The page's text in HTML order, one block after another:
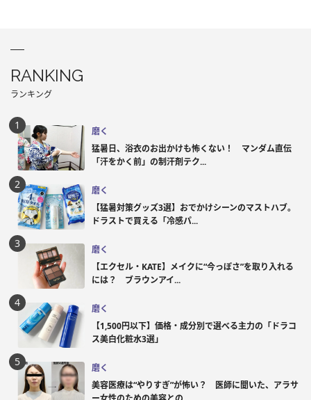
RANKING
ランキング
磨く
猛暑日、浴衣のお出かけも怖くない！ マンダム直伝
「汗をかく前」の制汗剤テク...
磨く
【猛暑対策グッズ3選】おでかけシーンのマストハブ。
ドラストで買える「冷感パ...
磨く
【エクセル・KATE】メイクに“今っぽさ”を取り入れる
には？ ブラウンアイ...
磨く
【1,500円以下】価格・成分別で選べる主力の「ドラコ
ス美白化粧水3選」
磨く
美容医療は“やりすぎ”が怖い？ 医師に聞いた、アラサ